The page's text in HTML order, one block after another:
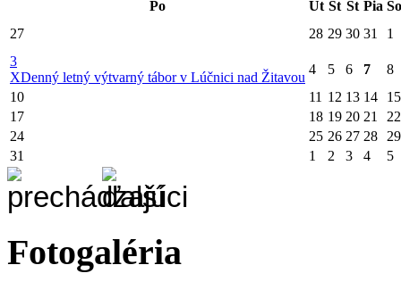
Po Ut St Št Pia So
27
28 29 30 31
1
3
XDenný letný výtvarný tábor v Lúčnici nad Žitavou
4 5 6 7
8
10
11 12 13 14
15
17
18 19 20 21
22
24
25 26 27 28
29
31
1 2 3 4 5
Fotogaléria